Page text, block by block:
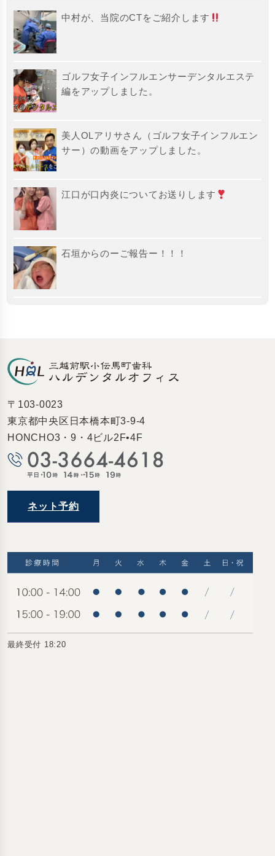
中村が、当院のCTをご紹介します
ゴルフ女子インフルエンサーデンタルエステ
編をアップしました。
美人OLアリサさん（ゴルフ女子インフルエン
サー）の動画をアップしました。
江口が口内炎についてお送りします
石垣からのーご報告ー！！！
〒103-0023
東京都中央区日本橋本町3-9-4
HONCHO3・9・4ビル2F•4F
ネット予約
最終受付 18:20